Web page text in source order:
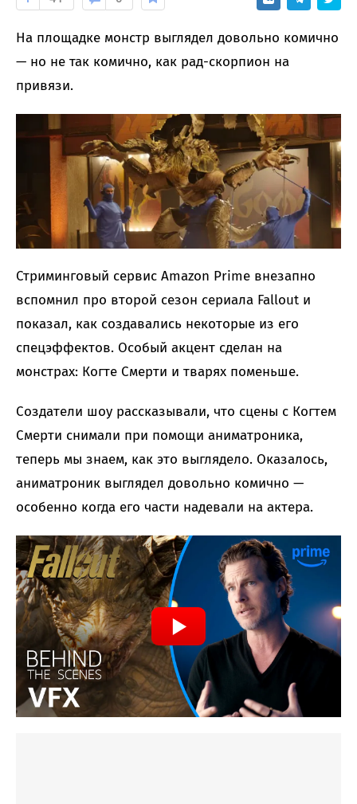
На площадке монстр выглядел довольно комично
— но не так комично, как рад-скорпион на
привязи.
Стриминговый сервис Amazon Prime внезапно
вспомнил про второй сезон сериала Fallout и
показал, как создавались некоторые из его
спецэффектов. Особый акцент сделан на
монстрах: Когте Смерти и тварях поменьше.
Создатели шоу рассказывали, что сцены с Когтем
Смерти снимали при помощи аниматроника,
теперь мы знаем, как это выглядело. Оказалось,
аниматроник выглядел довольно комично —
особенно когда его части надевали на актера.